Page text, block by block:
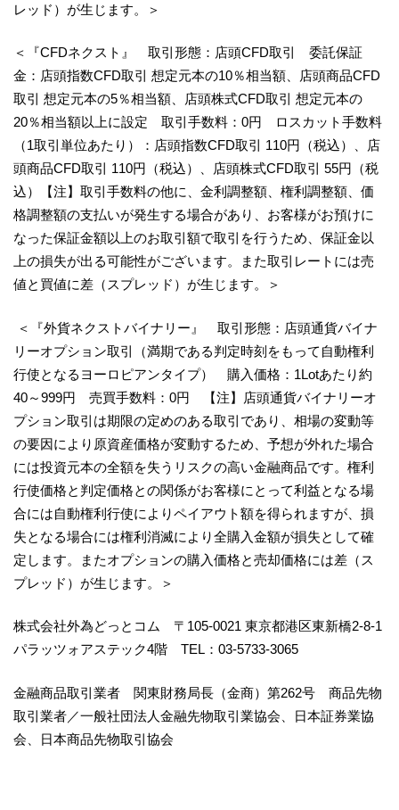
レッド）が生じます。＞
＜『CFDネクスト』 取引形態：店頭CFD取引 委託保証
金：店頭指数CFD取引 想定元本の10％相当額、店頭商品CFD
取引 想定元本の5％相当額、店頭株式CFD取引 想定元本の
20％相当額以上に設定 取引手数料：0円 ロスカット手数料
（1取引単位あたり）：店頭指数CFD取引 110円（税込）、店
頭商品CFD取引 110円（税込）、店頭株式CFD取引 55円（税
込）【注】取引手数料の他に、金利調整額、権利調整額、価
格調整額の支払いが発生する場合があり、お客様がお預けに
なった保証金額以上のお取引額で取引を行うため、保証金以
上の損失が出る可能性がございます。また取引レートには売
値と買値に差（スプレッド）が生じます。＞
＜『外貨ネクストバイナリー』 取引形態：店頭通貨バイナ
リーオプション取引（満期である判定時刻をもって自動権利
行使となるヨーロピアンタイプ） 購入価格：1Lotあたり約
40～999円 売買手数料：0円 【注】店頭通貨バイナリーオ
プション取引は期限の定めのある取引であり、相場の変動等
の要因により原資産価格が変動するため、予想が外れた場合
には投資元本の全額を失うリスクの高い金融商品です。権利
行使価格と判定価格との関係がお客様にとって利益となる場
合には自動権利行使によりペイアウト額を得られますが、損
失となる場合には権利消滅により全購入金額が損失として確
定します。またオプションの購入価格と売却価格には差（ス
プレッド）が生じます。＞
株式会社外為どっとコム 〒105-0021 東京都港区東新橋2-8-1
パラッツォアステック4階 TEL：03-5733-3065
金融商品取引業者 関東財務局長（金商）第262号 商品先物
取引業者／一般社団法人金融先物取引業協会、日本証券業協
会、日本商品先物取引協会